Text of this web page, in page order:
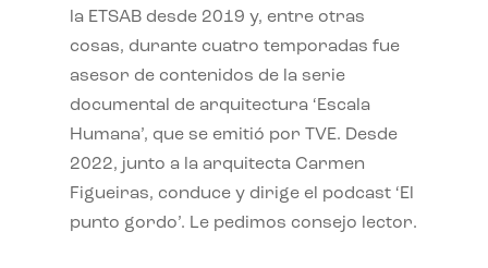
la ETSAB desde 2019 y, entre otras
cosas, durante cuatro temporadas fue
asesor de contenidos de la serie
documental de arquitectura ‘Escala
Humana’, que se emitió por TVE. Desde
2022, junto a la arquitecta Carmen
Figueiras, conduce y dirige el podcast ‘El
punto gordo’. Le pedimos consejo lector.